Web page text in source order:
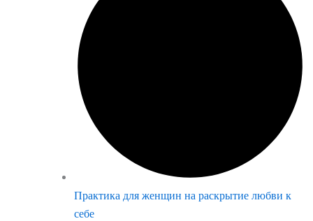
Практика для женщин на раскрытие любви к
себе